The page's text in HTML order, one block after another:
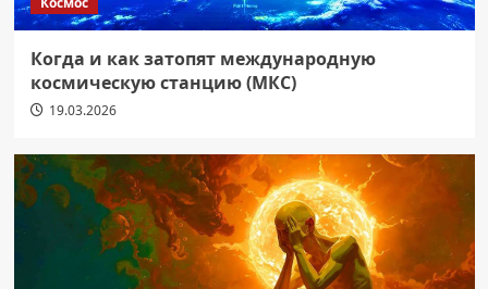
Когда и как затопят международную
космическую станцию (МКС)
19.03.2026